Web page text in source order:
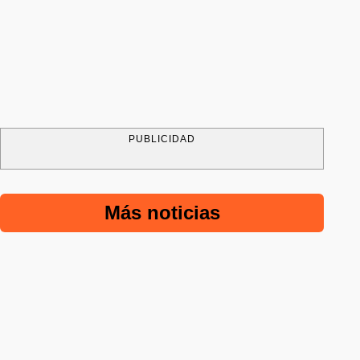
PUBLICIDAD
Más noticias